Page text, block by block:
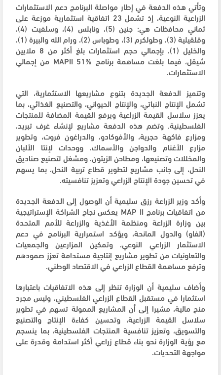
وتأتي هذه الدفعة في إطار مواصلة البرنامج دعم الاستثمارات
الزراعية النوعية، إذ تشمل 23 اتفاقية استثمارية موزعة على
ثماني محافظات هي: جنين (5)، ونابلس (4)، وسلفيت (4)،
وقلقيلية (3)، وطولكرم (3)، وطوباس (2)، ورام الله والبيرة (1)،
والخليل (1)، بإجمالي حجم استثمارات بلغ أكثر من 8 ملايين
شيقل، فيما بلغت مساهمة برنامج MAPII 51% من إجمالي
الاستثمارات.
وتتميز الدفعة الجديدة بتنوع مشاريعها الاستثمارية، التي
تشمل الإنتاج النباتي، والإنتاج الحيواني، والتصنيع الغذائي، بما
يعزز سلاسل القيمة الزراعية ويرفع القيمة المضافة للمنتجات
الفلسطينية. وتضم هذه الدفعة مشاريع لإنشاء غرف تبريد،
ومزارع فاكهة حجرية، والأفوكادو، والدراغون فروت، وتطوير
مزارع الأغنام والدواجن والأسماك، ووحدات لإنتا الألبان
والمخللات وتصنيعها، ومطاحن الزيتون، ومشغل لتصنيع صناديق
النحل، إلى جانب مشاريع لتطوير قطاع تربية النحل، بما يسهم
في تحسين جودة الإنتاج الزراعي وتعزيز تنافسيته.
وأكد وزير الزراعة رزق سليمية أن الوصول إلى الدفعة الجديدة
من اتفاقيات برنامج MAP II يعكس نجاح الشراكة الإستراتيجية
بين وزارة الزراعة ومنظمة الأغذية والزراعة للأمم المتحدة
(الفاو) والدول المانحة، ويؤكد استمرارية البرنامج في دعم
الاستثمار الزراعي النوعي، وتمكين المزارعين والجمعيات
والتعاونيات من تطوير مشاريع إنتاجية مستدامة تعزز صمودهم
وترفع مساهمة القطاع الزراعي في الاقتصاد الوطني.
وأضاف سليمية أن الوزارة تنظر إلى هذه الاتفاقيات باعتبارها
استثمارا في مستقبل القطاع الزراعي الفلسطيني، وليس مجرد
منح مالية، مشيرا إلى أن المشاريع الممولة تسهم في تطوير
سلاسل القيمة الزراعية، وتحسين كفاءة الإنتاج والتصنيع
والتسويق، وتعزيز تنافسية المنتجات الفلسطينية، بما ينسجم
مع رؤية الوزارة نحو بناء قطاع زراعي أكثر استدامة وقدرة على
مواجهة التحديات.